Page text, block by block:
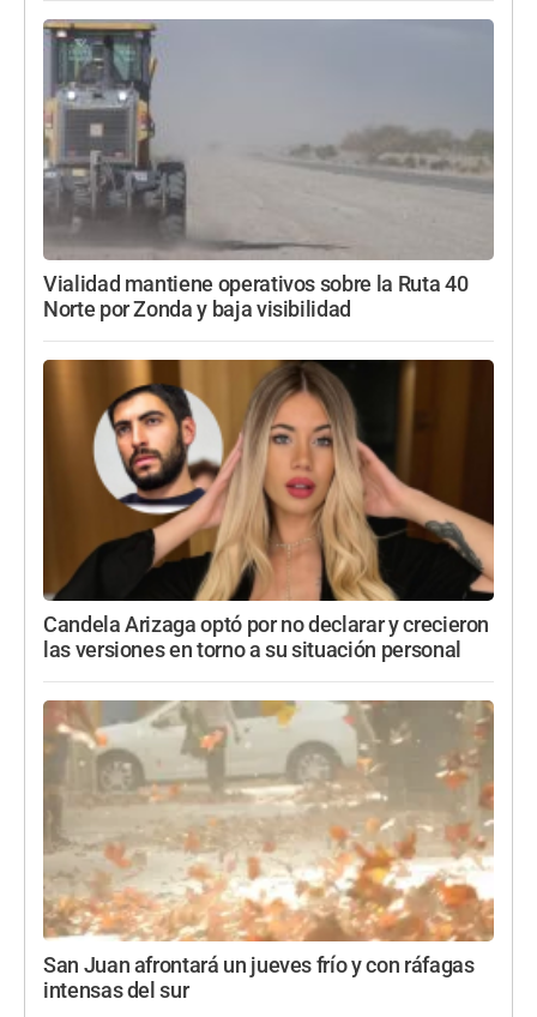
Vialidad mantiene operativos sobre la Ruta 40
Norte por Zonda y baja visibilidad
Candela Arizaga optó por no declarar y crecieron
las versiones en torno a su situación personal
San Juan afrontará un jueves frío y con ráfagas
intensas del sur